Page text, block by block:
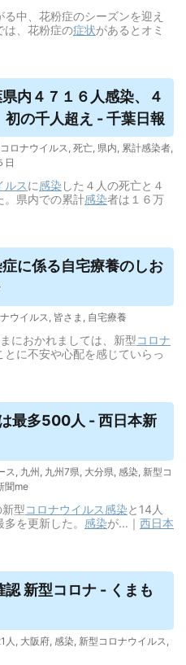
る中、花粉症のシーズンを迎え
は、花粉症の症状があるとオミ
内４７１６人感染、４
初の千人超え - 千葉日報
ロナウイルス, 死亡, 県内, 累計感染者,
日
ルスに感染 した４人の死亡と４
。県内での累計感染者は１６万
に係る自宅療養のしお
ウイルス, 皆さま , 自宅療養
におかれましては、新型コロナ
とに不安や心配を感じていらっ
最多500人 - 西日本新
ス, 九州 , 九州7県, 大分県, 感染, 新型コ
聞me
型コロナウイルス感染と14人
を更新した。 感染が...｜ 西日本
新型コロナ - くまも
人 , 大阪府, 感染, 新型コロナウイルス,